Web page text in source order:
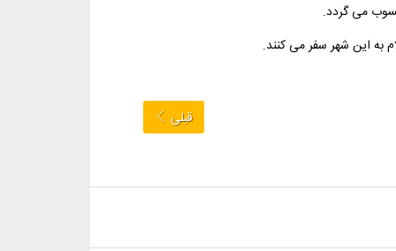
می گردد.
به این شهر سفر می کنند.
قبلی